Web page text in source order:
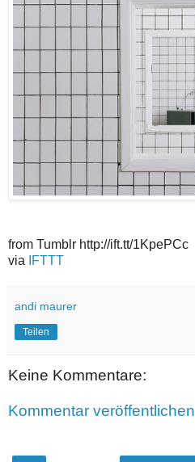
from Tumblr http://ift.tt/1KpePCc
via
IFTTT
andi maurer
Teilen
Keine Kommentare:
Kommentar veröffentlichen